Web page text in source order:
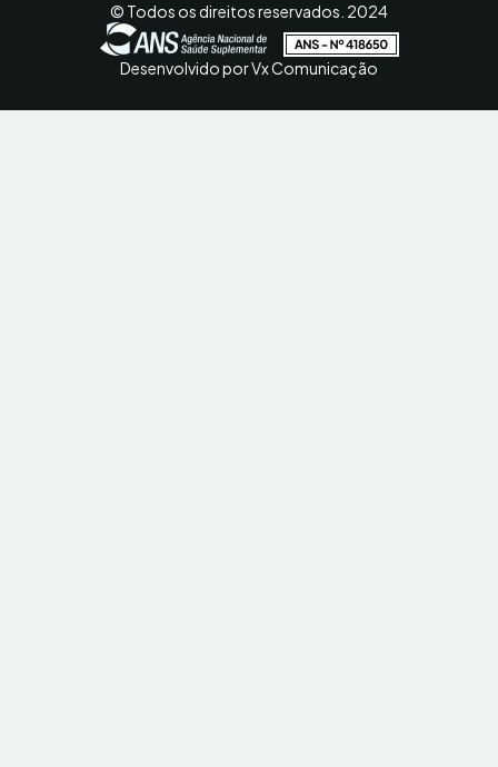
© Todos os direitos reservados. 2024
Desenvolvido por Vx Comunicação